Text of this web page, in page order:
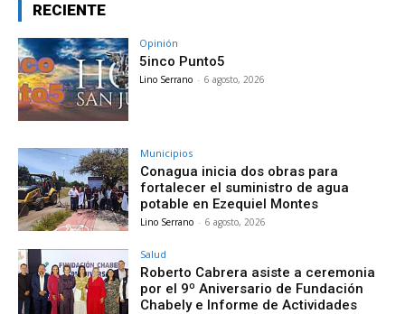
RECIENTE
Opinión
5inco Punto5
Lino Serrano - 6 agosto, 2026
Municipios
Conagua inicia dos obras para
fortalecer el suministro de agua
potable en Ezequiel Montes
Lino Serrano - 6 agosto, 2026
Salud
Roberto Cabrera asiste a ceremonia
por el 9º Aniversario de Fundación
Chabely e Informe de Actividades